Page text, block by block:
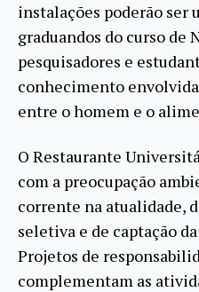
instalações poderão ser
graduandos do curso de
pesquisadores e
conhecimento
entre o homem e o
O Restaurante
com a preocupação
corrente na atualidade,
seletiva e de captação
Projetos de
complementam as